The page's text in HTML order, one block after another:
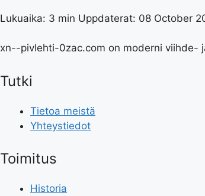
Lukuaika: 3 min Uppdaterat: 08 October
xn--pivlehti-0zac.com on moderni viihde-
Tutki
Tietoa meistä
Yhteystiedot
Toimitus
Historia